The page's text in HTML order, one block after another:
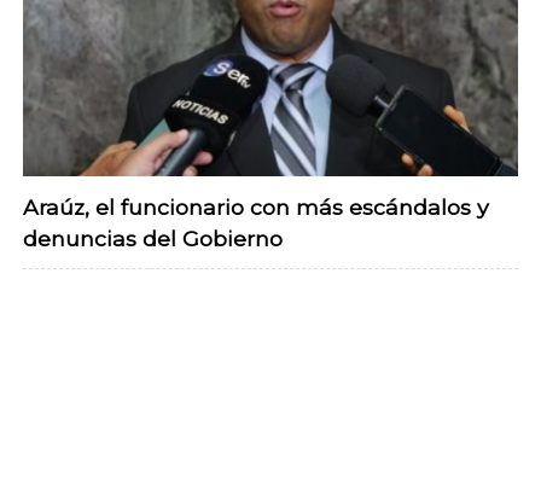
Araúz, el funcionario con más escándalos y
denuncias del Gobierno